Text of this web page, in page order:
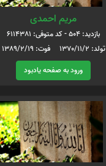
مریم احمدی
بازدید: 504 - کد متوفی: 6114381
تولد: 1370/11/2 فوت: 1389/2/19
ورود به صفحه یادبود